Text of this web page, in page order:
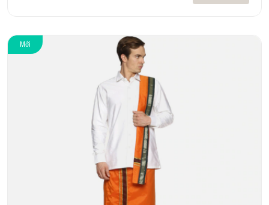
Mới